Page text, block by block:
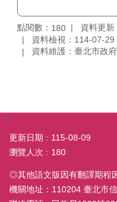
點閱數： 180
資料更
資料檢視：114-07-29
資料維護：臺北市政
:::
更新日期
115-08-09
瀏覽人次
180
◎其他語文版因有翻譯期程
機關地址：110204 臺北市